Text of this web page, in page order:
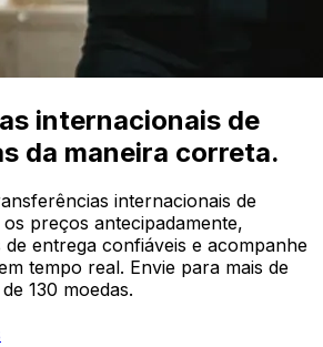
internacionais de
da maneira correta.
internacionais de
preços antecipadamente,
de entrega confiáveis e acompanhe
tempo real. Envie para mais de
130 moedas.